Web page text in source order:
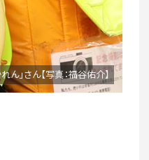
ん」さん【写真：福谷佑介】